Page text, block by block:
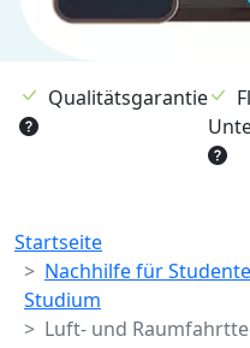
Qualitätsgarantie
Breadcrumb
Startseite
Nachhilfe für
Studium
Luft- und